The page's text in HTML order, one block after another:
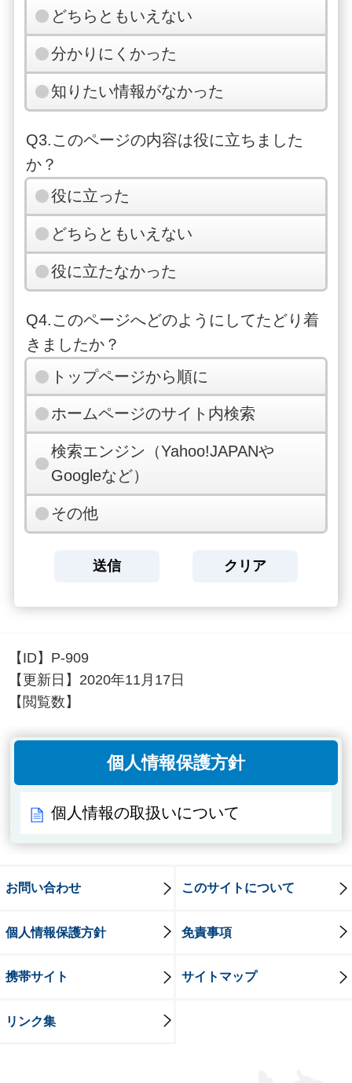
どちらともいえない
分かりにくかった
知りたい情報がなかった
Q3.このページの内容は役に立ちました
か？
役に立った
どちらともいえない
役に立たなかった
Q4.このページへどのようにしてたどり着
きましたか？
トップページから順に
ホームページのサイト内検索
検索エンジン（Yahoo!JAPANや
Googleなど）
その他
【ID】 P-909
【更新日】 2020年11月17日
【閲覧数】
個人情報保護方針
個人情報の取扱いについて
お問い合わせ このサイトについて
個人情報保護方針 免責事項
携帯サイト サイトマップ
リンク集